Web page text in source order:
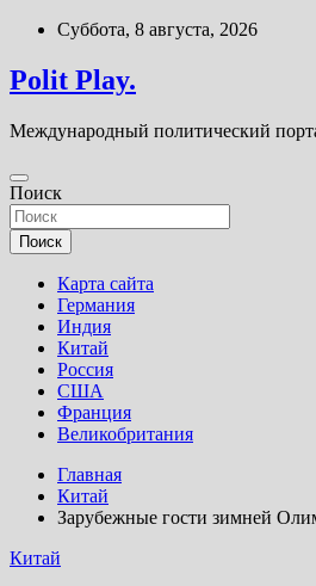
Перейти
содержимому
Суббота, 8 августа, 2026
Polit Play.
Международный политический
Поиск
Поиск
Карта сайта
Германия
Индия
Китай
Россия
США
Франция
Великобритания
Главная
Китай
Зарубежные гости зимней
Китай